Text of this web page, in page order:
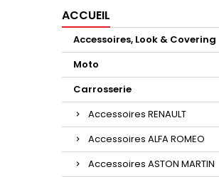
ACCUEIL
Accessoires, Look & Covering
Moto
Carrosserie
Accessoires RENAULT
Accessoires ALFA ROMEO
Accessoires ASTON MARTIN